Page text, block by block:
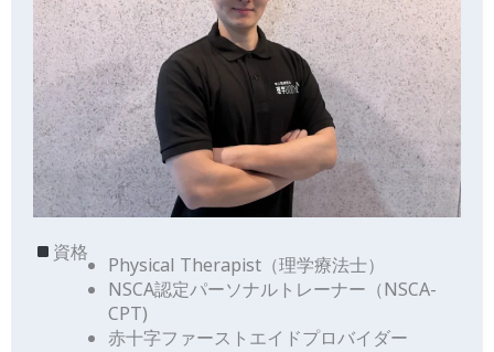
資格
Physical Therapist（理学療法士）
NSCA認定パーソナルトレーナー（NSCA-
CPT)
赤十字ファーストエイドプロバイダー